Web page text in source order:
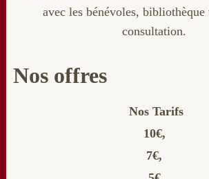
avec les bénévoles, bibliothèque
consultation.
Nos offres
Nos Tarifs
10€,
7€,